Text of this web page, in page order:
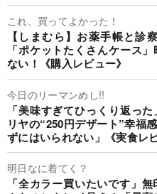
これ、買ってよかった！
【しまむら】お薬手帳と診
「ポケットたくさんケース
ない！《購入レビュー》
今日のリーマンめし!!
「美味すぎてひっくり返っ
リヤの“250円デザート”幸福
ずにはいられない」《実食レ
明日なに着てく？
「全カラー買いたいです」